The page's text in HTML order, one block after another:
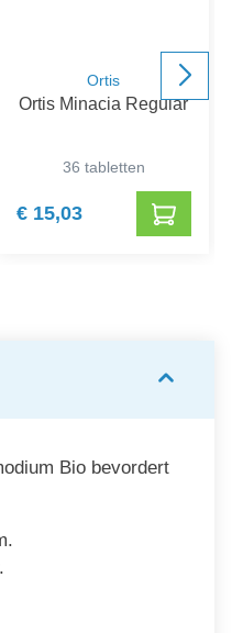
Ortis
Ortis Minacia Regular
36 tabletten
€ 15,03
Bio bevordert